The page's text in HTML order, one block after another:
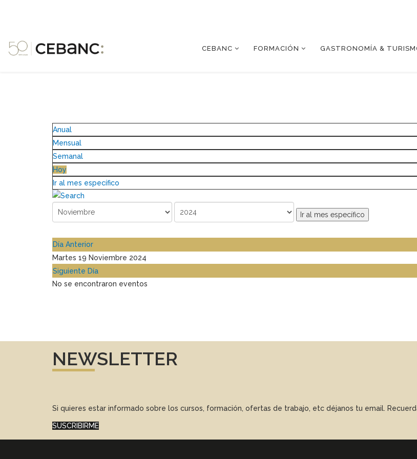
CEBANC FORMACIÓN GASTRONOMÍA &
Anual
Mensual
Semanal
Hoy
Ir al mes específico
Ir al mes específico
Día Anterior
Martes 19 Noviembre 2024
Siguiente Día
No se encontraron eventos
NEWSLETTER
Si quieres estar informado sobre los cursos, formación, ofertas de trabajo, etc déjanos tu email.
SUSCRIBIRME